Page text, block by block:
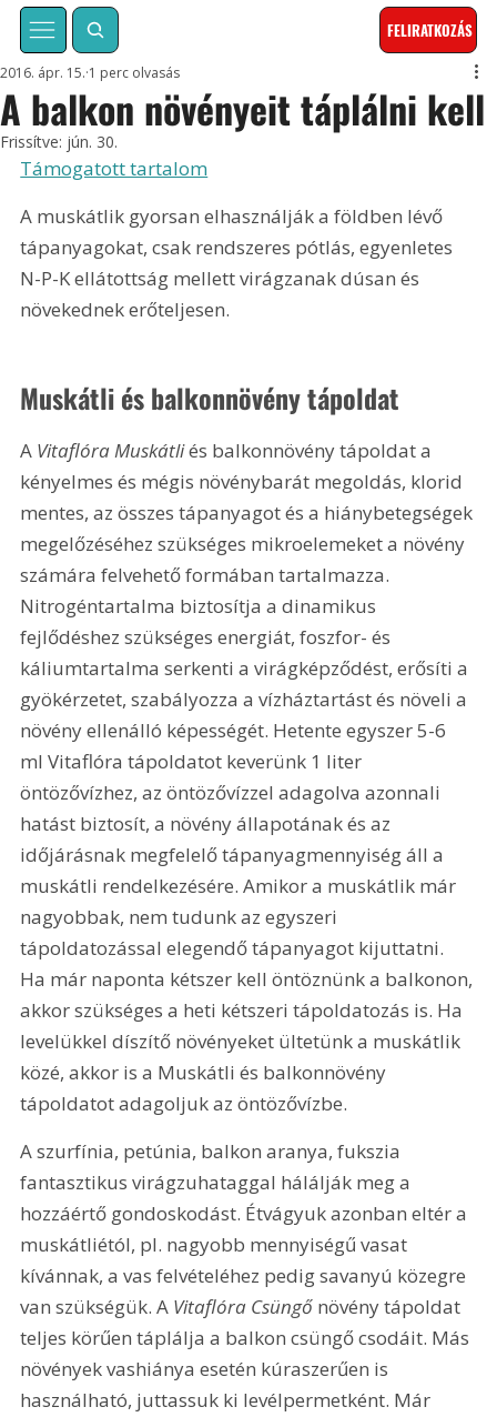
FELIRATKOZÁS
A balkon növényeit táplálni kell
2016. ápr. 15. 1 perc olvasás
Frissítve: jún. 30.
Támogatott tartalom
A muskátlik gyorsan elhasználják a földben lévő
tápanyagokat, csak rendszeres pótlás, egyenletes
N-P-K ellátottság mellett virágzanak dúsan és
növekednek erőteljesen.
Muskátli és balkonnövény tápoldat
A Vitaflóra Muskátli és balkonnövény tápoldat a
kényelmes és mégis növénybarát megoldás, klorid
mentes, az összes tápanyagot és a hiánybetegségek
megelőzéséhez szükséges mikroelemeket a növény
számára felvehető formában tartalmazza.
Nitrogéntartalma biztosítja a dinamikus
fejlődéshez szükséges energiát, foszfor- és
káliumtartalma serkenti a virágképződést, erősíti a
gyökérzetet, szabályozza a vízháztartást és növeli a
növény ellenálló képességét. Hetente egyszer 5-6
ml Vitaflóra tápoldatot keverünk 1 liter
öntözővízhez, az öntözővízzel adagolva azonnali
hatást biztosít, a növény állapotának és az
időjárásnak megfelelő tápanyagmennyiség áll a
muskátli rendelkezésére. Amikor a muskátlik már
nagyobbak, nem tudunk az egyszeri
tápoldatozással elegendő tápanyagot kijuttatni.
Ha már naponta kétszer kell öntöznünk a balkonon,
akkor szükséges a heti kétszeri tápoldatozás is. Ha
levelükkel díszítő növényeket ültetünk a muskátlik
közé, akkor is a Muskátli és balkonnövény
tápoldatot adagoljuk az öntözővízbe.
A szurfínia, petúnia, balkon aranya, fukszia
fantasztikus virágzuhataggal hálálják meg a
hozzáértő gondoskodást. Étvágyuk azonban eltér a
muskátliétól, pl. nagyobb mennyiségű vasat
kívánnak, a vas felvételéhez pedig savanyú közegre
van szükségük. A Vitaflóra Csüngő növény tápoldat
teljes körűen táplálja a balkon csüngő csodáit. Más
növények vashiánya esetén kúraszerűen is
használható, juttassuk ki levélpermetként. Már